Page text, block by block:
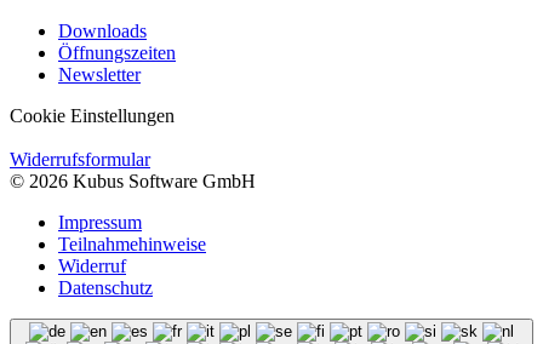
Downloads
Öffnungszeiten
Newsletter
Cookie Einstellungen
Widerrufsformular
© 2026 Kubus Software GmbH
Impressum
Teilnahmehinweise
Widerruf
Datenschutz